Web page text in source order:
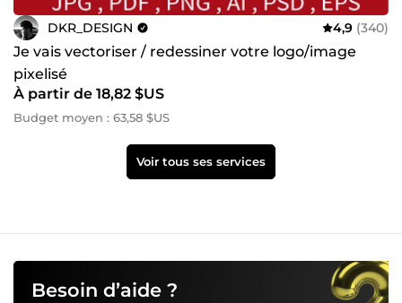
DKR_DESIGN 4,9 (340)
Je vais vectoriser / redessiner votre logo/image
pixelisé
À partir de 18,82 $US
Budget moyen : 63,58 $US
Voir tous ses services
Besoin d’aide ?